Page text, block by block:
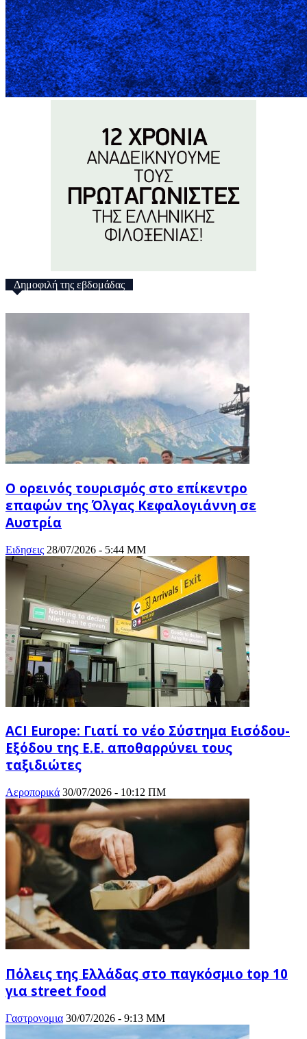
Δημοφιλή της εβδομάδας
Ο ορεινός τουρισμός στο επίκεντρο
επαφών της Όλγας Κεφαλογιάννη σε
Αυστρία
Ειδησεις 28/07/2026 - 5:44 ΜΜ
ACI Europe: Γιατί το νέο Σύστημα Εισόδου-
Εξόδου της Ε.Ε. αποθαρρύνει τους
ταξιδιώτες
Αεροπορικά 30/07/2026 - 10:12 ΠΜ
Πόλεις της Ελλάδας στο παγκόσμιο top 10
για street food
Γαστρονομια 30/07/2026 - 9:13 ΜΜ